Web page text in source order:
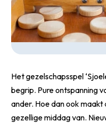
Het gezelschapsspel
begrip. Pure ontspanning
ander. Hoe dan ook
gezellige middag van.